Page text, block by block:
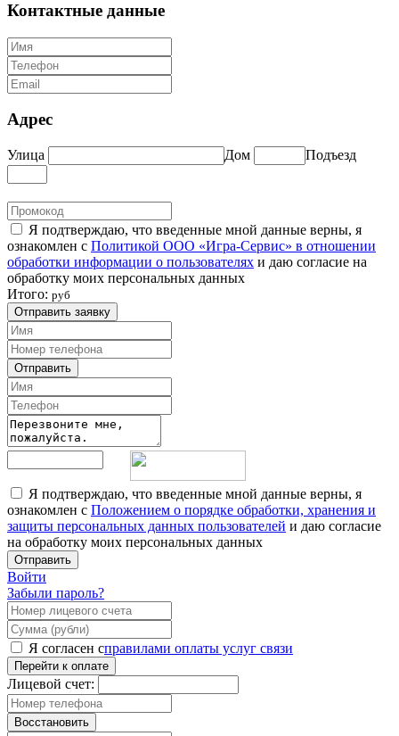
Контактные данные
Адрес
Улица Дом Подъезд
Я подтверждаю, что введенные мной данные верны, я
ознакомлен с Политикой ООО «Игра-Сервис» в отношении
обработки информации о пользователях и даю согласие на
обработку моих персональных данных
Итого: руб
Отправить заявку
Отправить
Я подтверждаю, что введенные мной данные верны, я
ознакомлен с Положением о порядке обработки, хранения и
защиты персональных данных пользователей и даю согласие
на обработку моих персональных данных
Отправить
Войти
Забыли пароль?
Я согласен справилами оплаты услуг связи
Перейти к оплате
Лицевой счет:
Восстановить